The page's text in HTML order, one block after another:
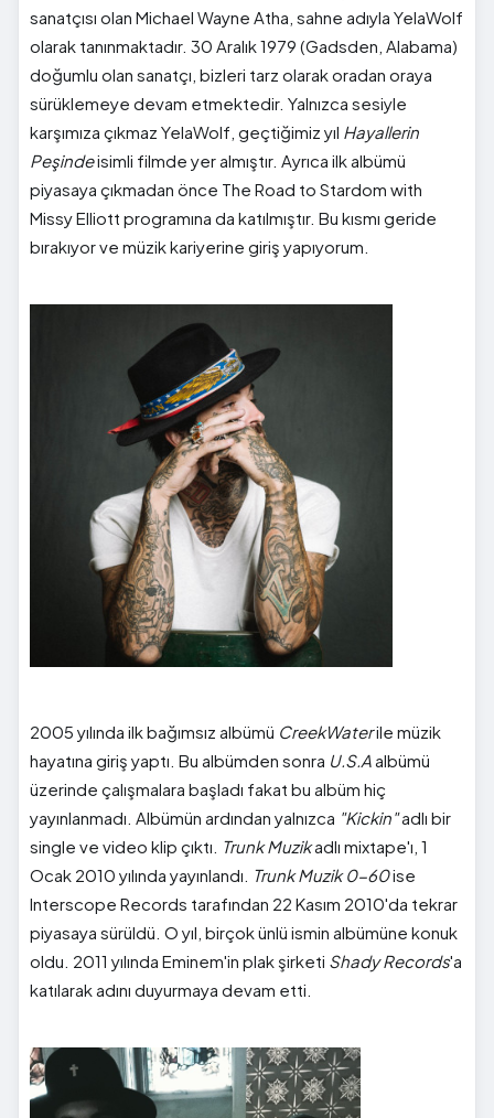
sanatçısı olan Michael Wayne Atha, sahne adıyla YelaWolf
olarak tanınmaktadır. 30 Aralık 1979 (Gadsden, Alabama)
doğumlu olan sanatçı, bizleri tarz olarak oradan oraya
sürüklemeye devam etmektedir. Yalnızca sesiyle
karşımıza çıkmaz YelaWolf, geçtiğimiz yıl Hayallerin
Peşindeisimli filmde yer almıştır. Ayrıca ilk albümü
piyasaya çıkmadan önce The Road to Stardom with
Missy Elliott programına da katılmıştır. Bu kısmı geride
bırakıyor ve müzik kariyerine giriş yapıyorum.
2005 yılında ilk bağımsız albümü CreekWaterile müzik
hayatına giriş yaptı. Bu albümden sonra U.S.Aalbümü
üzerinde çalışmalara başladı fakat bu albüm hiç
yayınlanmadı. Albümün ardından yalnızca "Kickin"adlı bir
single ve video klip çıktı. Trunk Muzikadlı mixtape'ı, 1
Ocak 2010 yılında yayınlandı. Trunk Muzik 0-60ise
Interscope Records tarafından 22 Kasım 2010'da tekrar
piyasaya sürüldü. O yıl, birçok ünlü ismin albümüne konuk
oldu. 2011 yılında Eminem'in plak şirketi Shady Records'a
katılarak adını duyurmaya devam etti.